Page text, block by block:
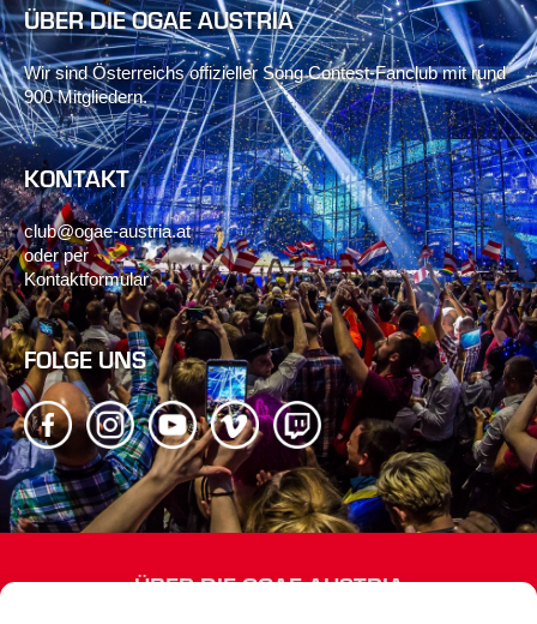
ÜBER DIE OGAE AUSTRIA
Wir sind Österreichs offizieller Song Contest-Fanclub mit rund
900 Mitgliedern.
KONTAKT
club@ogae-austria.at
oder per
Kontaktformular
FOLGE UNS
ÜBER DIE OGAE AUSTRIA